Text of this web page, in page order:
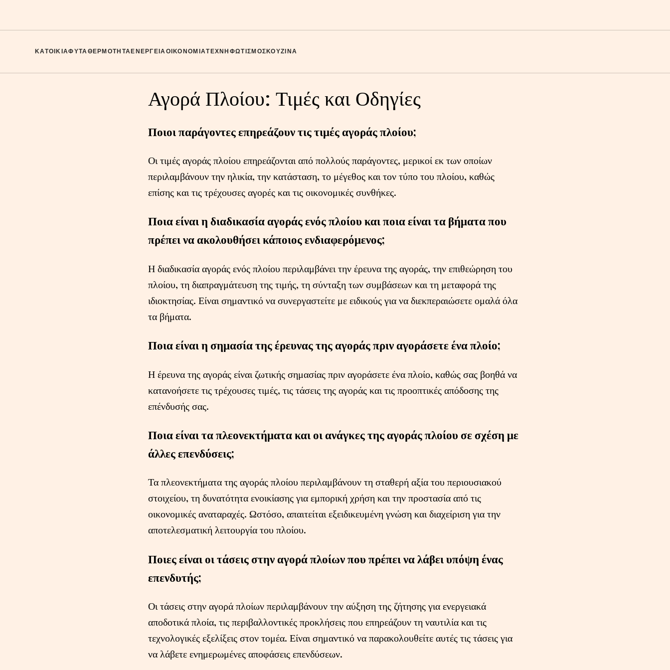
ΚΑΤΟΙΚΊΑΦΥΤΆΘΕΡΜΌΤΗΤΑΕΝΈΡΓΕΙΑΟΙΚΟΝΟΜΊΑΤΈΧΝΗΦΩΤΙΣΜΌΣΚΟΥΖΊΝΑ
Αγορά Πλοίου: Τιμές και Οδηγίες
Ποιοι παράγοντες επηρεάζουν τις τιμές αγοράς πλοίου;
Οι τιμές αγοράς πλοίου επηρεάζονται από πολλούς παράγοντες, μερικοί εκ των οποίων
περιλαμβάνουν την ηλικία, την κατάσταση, το μέγεθος και τον τύπο του πλοίου, καθώς
επίσης και τις τρέχουσες αγορές και τις οικονομικές συνθήκες.
Ποια είναι η διαδικασία αγοράς ενός πλοίου και ποια είναι τα βήματα που
πρέπει να ακολουθήσει κάποιος ενδιαφερόμενος;
Η διαδικασία αγοράς ενός πλοίου περιλαμβάνει την έρευνα της αγοράς, την επιθεώρηση του
πλοίου, τη διαπραγμάτευση της τιμής, τη σύνταξη των συμβάσεων και τη μεταφορά της
ιδιοκτησίας. Είναι σημαντικό να συνεργαστείτε με ειδικούς για να διεκπεραιώσετε ομαλά όλα
τα βήματα.
Ποια είναι η σημασία της έρευνας της αγοράς πριν αγοράσετε ένα πλοίο;
Η έρευνα της αγοράς είναι ζωτικής σημασίας πριν αγοράσετε ένα πλοίο, καθώς σας βοηθά να
κατανοήσετε τις τρέχουσες τιμές, τις τάσεις της αγοράς και τις προοπτικές απόδοσης της
επένδυσής σας.
Ποια είναι τα πλεονεκτήματα και οι ανάγκες της αγοράς πλοίου σε σχέση με
άλλες επενδύσεις;
Τα πλεονεκτήματα της αγοράς πλοίου περιλαμβάνουν τη σταθερή αξία του περιουσιακού
στοιχείου, τη δυνατότητα ενοικίασης για εμπορική χρήση και την προστασία από τις
οικονομικές αναταραχές. Ωστόσο, απαιτείται εξειδικευμένη γνώση και διαχείριση για την
αποτελεσματική λειτουργία του πλοίου.
Ποιες είναι οι τάσεις στην αγορά πλοίων που πρέπει να λάβει υπόψη ένας
επενδυτής;
Οι τάσεις στην αγορά πλοίων περιλαμβάνουν την αύξηση της ζήτησης για ενεργειακά
αποδοτικά πλοία, τις περιβαλλοντικές προκλήσεις που επηρεάζουν τη ναυτιλία και τις
τεχνολογικές εξελίξεις στον τομέα. Είναι σημαντικό να παρακολουθείτε αυτές τις τάσεις για
να λάβετε ενημερωμένες αποφάσεις επενδύσεων.